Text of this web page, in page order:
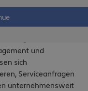
digitale
und
sich
Serviceanfragen
unternehmensweit